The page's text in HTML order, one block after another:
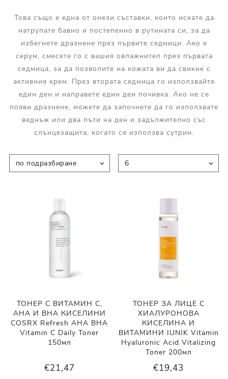
Това също е една от онези съставки, които искате да
натрупате бавно и постепенно в рутината си, за да
избегнете дразнене през първите седмици. Ако е
серум, смесете го с вашия овлажнител през първата
седмица, за да позволите на кожата ви да свикне с
активния крем. През втората седмица го използвайте
един ден и направете един ден почивка. Ако не се
появи дразнене, можете да започнете да го използвате
веднъж или два пъти на ден и задължително със
слънцезащита, когато се използва сутрин.
ТОНЕР С ВИТАМИН С,
AHA И BHA КИСЕЛИНИ
COSRX Refresh AHA BHA
Vitamin C Daily Toner
150мл
€21,47
ТОНЕР ЗА ЛИЦЕ С
ХИАЛУРОНОВА
КИСЕЛИНА И
ВИТАМИНИ IUNIK Vitamin
Hyaluronic Acid Vitalizing
Toner 200мл
€19,43